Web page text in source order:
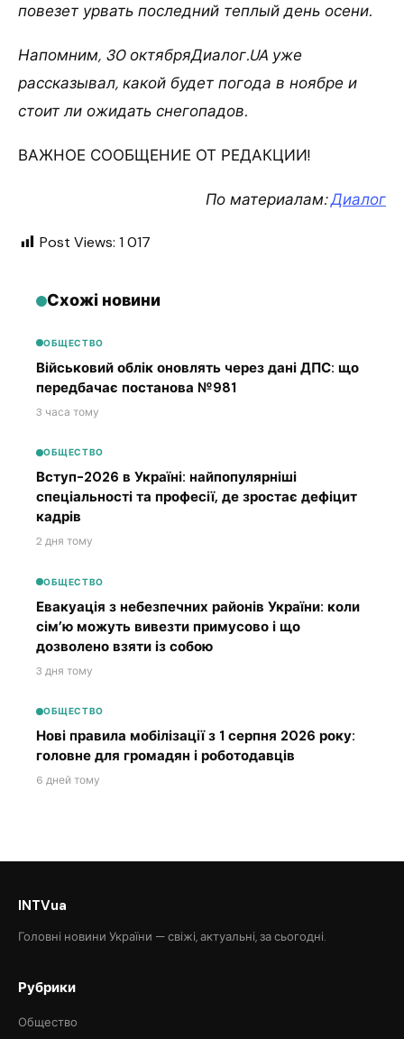
повезет урвать последний теплый день осени.
Напомним, 30 октябряДиалог.UA уже
рассказывал, какой будет погода в ноябре и
стоит ли ожидать снегопадов.
ВАЖНОЕ СООБЩЕНИЕ ОТ РЕДАКЦИИ!
По материалам:Диалог
Post Views: 1 017
Схожі новини
ОБЩЕСТВО
Військовий облік оновлять через дані ДПС: що
передбачає постанова №981
3 часа тому
ОБЩЕСТВО
Вступ-2026 в Україні: найпопулярніші
спеціальності та професії, де зростає дефіцит
кадрів
2 дня тому
ОБЩЕСТВО
Евакуація з небезпечних районів України: коли
сім’ю можуть вивезти примусово і що
дозволено взяти із собою
3 дня тому
ОБЩЕСТВО
Нові правила мобілізації з 1 серпня 2026 року:
головне для громадян і роботодавців
6 дней тому
INTVua
Головні новини України — свіжі, актуальні, за сьогодні.
Рубрики
Общество